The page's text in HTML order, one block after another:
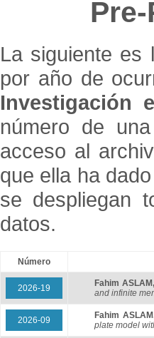
La siguiente es
por año de
Investigación
número de
acceso al
que ella ha
se despliegan
datos.
Número
2026-19 Fahim ASLAM
and infinite
2026-09 Fahim ASLAM
plate model